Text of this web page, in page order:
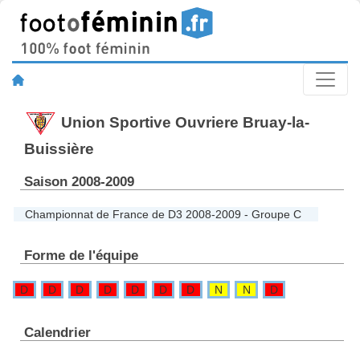
Union Sportive Ouvriere Bruay-la-
Buissière
Saison 2008-2009
Championnat de France de D3 2008-2009 - Groupe C
Forme de l'équipe
D D D D D D D N N D
Calendrier